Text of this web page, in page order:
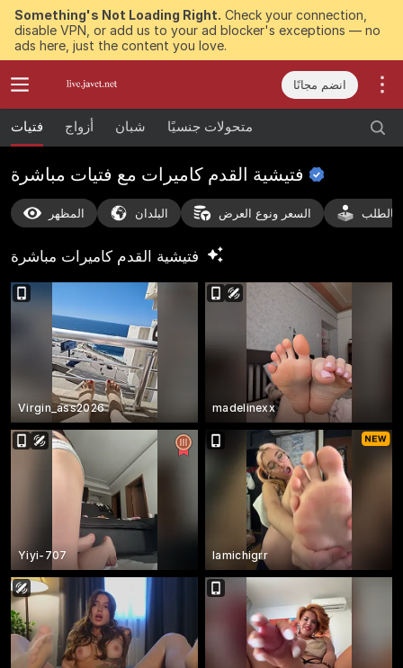
Something's Not Loading Right. Check your connection,
disable VPN, or add us to your ad blocker's exceptions — no
ads here, just the content you love.
انضم مجانًا
فتيات أزواج شبان متحولات جنسيًا
فتيشية القدم كاميرات مع فتيات مباشرة
المظهر البلدان السعر ونوع العرض بالطلب
فتيشية القدم كاميرات مباشرة
Virgin_ass2026 madelinexx
Yiyi-707 lamichigrr